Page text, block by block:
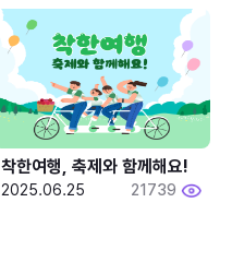
착한여행, 축제와 함께해요!
2025.06.25 21739